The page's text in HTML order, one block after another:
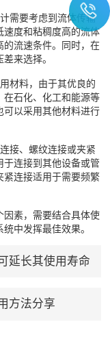
需要考虑到流体传输
速度和粘稠度高的流体
的流速条件。同时，在
来选择。
材料，由于其优良的
在石化、化工和能源等
可以采用其他材料进行
接、螺纹连接或夹紧
于连接到其他设备或管
紧连接适用于需要频繁
素，需要结合具体使
中发挥最佳效果。
延长其使用寿命
方法分享